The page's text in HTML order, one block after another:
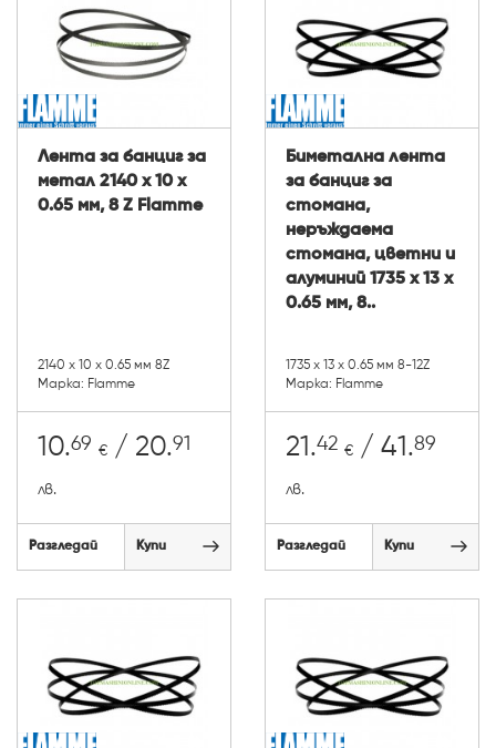
Лента за банциг за
метал 2140 х 10 х
0.65 мм, 8 Z Flamme
2140 х 10 х 0.65 мм 8Z
Марка: Flamme
10.69 € / 20.91
лв.
Разгледай Купи
Биметална лента
за банциг за
стомана,
неръждаема
стомана, цветни и
алуминий 1735 х 13 х
0.65 мм, 8..
1735 х 13 х 0.65 мм 8-12Z
Марка: Flamme
21.42 € / 41.89
лв.
Разгледай Купи